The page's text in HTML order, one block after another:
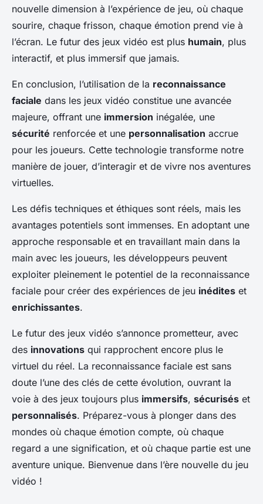
nouvelle dimension à l’expérience de jeu, où chaque
sourire, chaque frisson, chaque émotion prend vie à
l’écran. Le futur des jeux vidéo est plus humain, plus
interactif, et plus immersif que jamais.
En conclusion, l’utilisation de la reconnaissance
faciale dans les jeux vidéo constitue une avancée
majeure, offrant une immersion inégalée, une
sécurité renforcée et une personnalisation accrue
pour les joueurs. Cette technologie transforme notre
manière de jouer, d’interagir et de vivre nos aventures
virtuelles.
Les défis techniques et éthiques sont réels, mais les
avantages potentiels sont immenses. En adoptant une
approche responsable et en travaillant main dans la
main avec les joueurs, les développeurs peuvent
exploiter pleinement le potentiel de la reconnaissance
faciale pour créer des expériences de jeu inédites et
enrichissantes.
Le futur des jeux vidéo s’annonce prometteur, avec
des innovations qui rapprochent encore plus le
virtuel du réel. La reconnaissance faciale est sans
doute l’une des clés de cette évolution, ouvrant la
voie à des jeux toujours plus immersifs, sécurisés et
personnalisés. Préparez-vous à plonger dans des
mondes où chaque émotion compte, où chaque
regard a une signification, et où chaque partie est une
aventure unique. Bienvenue dans l’ère nouvelle du jeu
vidéo !